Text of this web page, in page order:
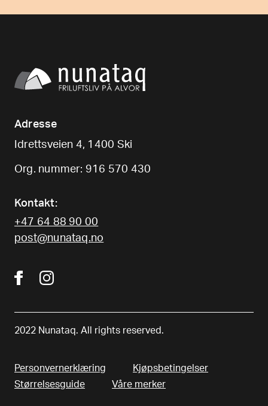
Adresse
Idrettsveien 4, 1400 Ski
Org. nummer: 916 570 430
Kontakt:
+47 64 88 90 00
post@nunataq.no
2022 Nunataq. All rights reserved.
Personvernerklæring
Kjøpsbetingelser
Størrelsesguide
Våre merker